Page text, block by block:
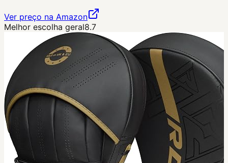
Ver preço na Amazon
Melhor escolha geral8.7